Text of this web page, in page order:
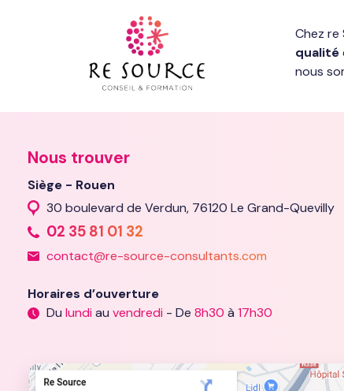
Chez re
qualité
nous
Nous trouver
Siège - Rouen
30 boulevard de Verdun, 76120 Le Grand-Quevilly
02 35 81 01 32
contact@re-source-consultants.com
Horaires d’ouverture
Dulundi auvendredi - De8h30 à17h30